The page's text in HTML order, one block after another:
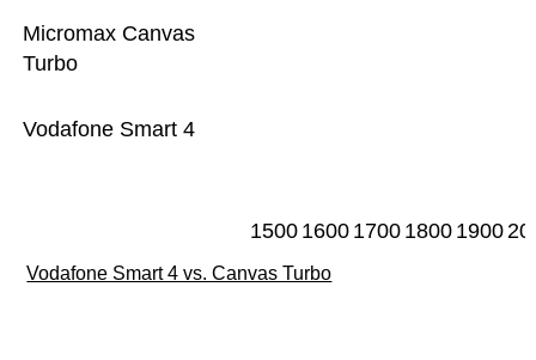
Vodafone Smart 4
Micromax Canvas
Turbo
1500 1600 1700 1800 1900
Vodafone Smart 4 vs. Canvas Turbo